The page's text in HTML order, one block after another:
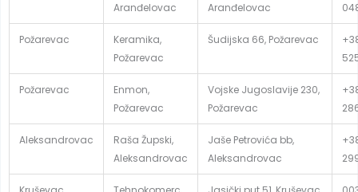
Aranđelovac
Aranđelovac
Požarevac
Keramika,
Požarevac
Šudijska 66, Požarevac
Požarevac
Enmon,
Požarevac
Vojske Jugoslavije 230,
Požarevac
Aleksandrovac
Raša Župski,
Aleksandrovac
Jaše Petrovića bb,
Aleksandrovac